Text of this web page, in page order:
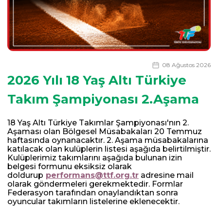
08 Ağustos 2026
2026 Yılı 18 Yaş Altı Türkiye
Takım Şampiyonası 2.Aşama
18 Yaş Altı Türkiye Takımlar Şampiyonası'nın 2.
Aşaması olan Bölgesel Müsabakaları 20 Temmuz
haftasında oynanacaktır. 2. Aşama müsabakalarına
katılacak olan kulüplerin listesi aşağıda belirtilmiştir.
Kulüplerimiz takımlarını aşağıda bulunan izin
belgesi formunu eksiksiz olarak
doldurup performans@ttf.org.tr adresine mail
olarak göndermeleri gerekmektedir. Formlar
Federasyon tarafından onaylandıktan sonra
oyuncular takımların listelerine eklenecektir.